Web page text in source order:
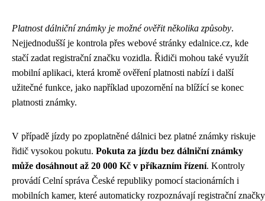
Platnost dálniční známky je možné ověřit několika způsoby.
Nejjednodušší je kontrola přes webové stránky edalnice.cz, kde
stačí zadat registrační značku vozidla. Řidiči mohou také využít
mobilní aplikaci, která kromě ověření platnosti nabízí i další
užitečné funkce, jako například upozornění na blížící se konec
platnosti známky.
V případě jízdy po zpoplatněné dálnici bez platné známky riskuje
řidič vysokou pokutu. Pokuta za jízdu bez dálniční známky
může dosáhnout až 20 000 Kč v příkazním řízení. Kontroly
provádí Celní správa České republiky pomocí stacionárních i
mobilních kamer, které automaticky rozpoznávají registrační značky